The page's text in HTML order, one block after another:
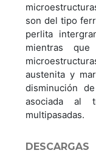
son del tipo
perlita
mientras
austenita y
disminución
asociada al
multipasadas.
DESCARGAS